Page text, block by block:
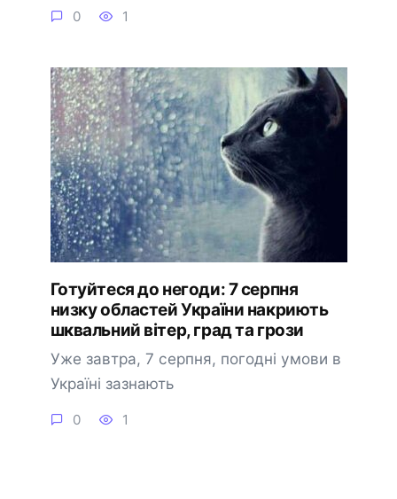
0 1
Готуйтеся до негоди: 7 серпня
низку областей України накриють
шквальний вітер, град та грози
Уже завтра, 7 серпня, погодні умови в
Україні зазнають
0 1